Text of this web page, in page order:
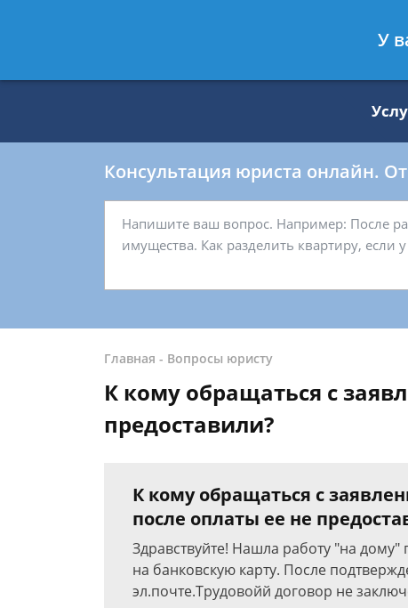
8 812 509-27-
Консультация юриста онлайн.
Главная - Вопросы юристу
К кому обращаться с
предоставили?
К кому обращаться с
после оплаты ее не
Здравствуйте! Нашла работу "на
на банковскую карту. После
эл.почте.Трудовойй договор не
У